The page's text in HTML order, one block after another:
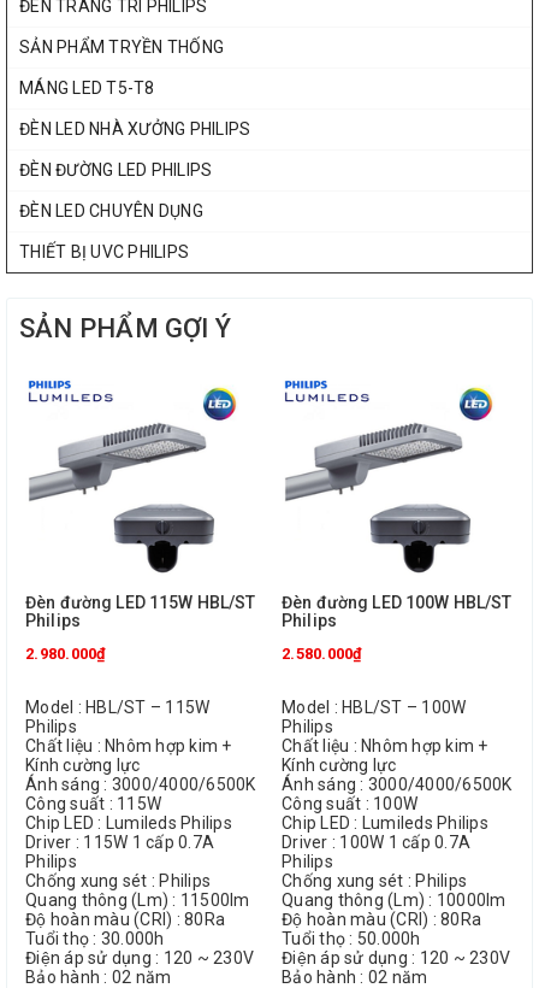
ĐÈN TRANG TRÍ PHILIPS
SẢN PHẨM TRYỀN THỐNG
MÁNG LED T5-T8
ĐÈN LED NHÀ XƯỞNG PHILIPS
ĐÈN ĐƯỜNG LED PHILIPS
ĐÈN LED CHUYÊN DỤNG
THIẾT BỊ UVC PHILIPS
SẢN PHẨM GỢI Ý
Đèn đường LED 115W HBL/ST
Philips
2.980.000₫
Model : HBL/ST – 115W
Philips
Chất liệu : Nhôm hợp kim +
Kính cường lực
Ánh sáng : 3000/4000/6500K
Công suất : 115W
Chip LED : Lumileds Philips
Driver : 115W 1 cấp 0.7A
Philips
Chống xung sét : Philips
Quang thông (Lm) : 11500lm
Độ hoàn màu (CRI) : 80Ra
Tuổi thọ : 30.000h
Điện áp sử dụng : 120 ~ 230V
Bảo hành : 02 năm
Đèn đường LED 100W HBL/ST
Philips
2.580.000₫
Model : HBL/ST – 100W
Philips
Chất liệu : Nhôm hợp kim +
Kính cường lực
Ánh sáng : 3000/4000/6500K
Công suất : 100W
Chip LED : Lumileds Philips
Driver : 100W 1 cấp 0.7A
Philips
Chống xung sét : Philips
Quang thông (Lm) : 10000lm
Độ hoàn màu (CRI) : 80Ra
Tuổi thọ : 50.000h
Điện áp sử dụng : 120 ~ 230V
Bảo hành : 02 năm